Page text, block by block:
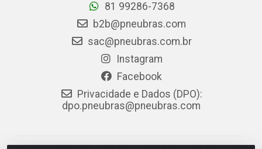
81 99286-7368
b2b@pneubras.com
sac@pneubras.com.br
Instagram
Facebook
Privacidade e Dados (DPO):
dpo.pneubras@pneubras.com